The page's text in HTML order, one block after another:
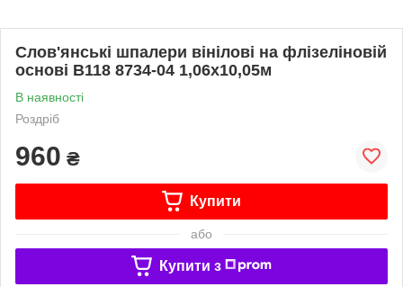
Слов'янські шпалери вінілові на флізеліновій
основі В118 8734-04 1,06х10,05м
В наявності
Роздріб
960 ₴
Купити
або
Купити з